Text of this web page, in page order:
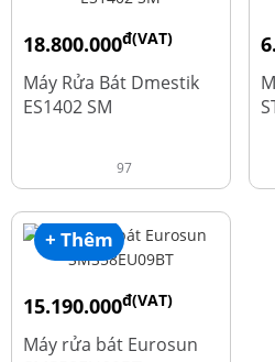
18.800.000đ(VAT)
23.500.000
Máy Rửa Bát Dmestik
ES1402 SM
97
+ Thêm
15.190.000đ(VAT)
18.990.000
Máy rửa bát Eurosun